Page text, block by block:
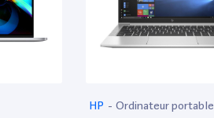
HP - Ordinateur portable